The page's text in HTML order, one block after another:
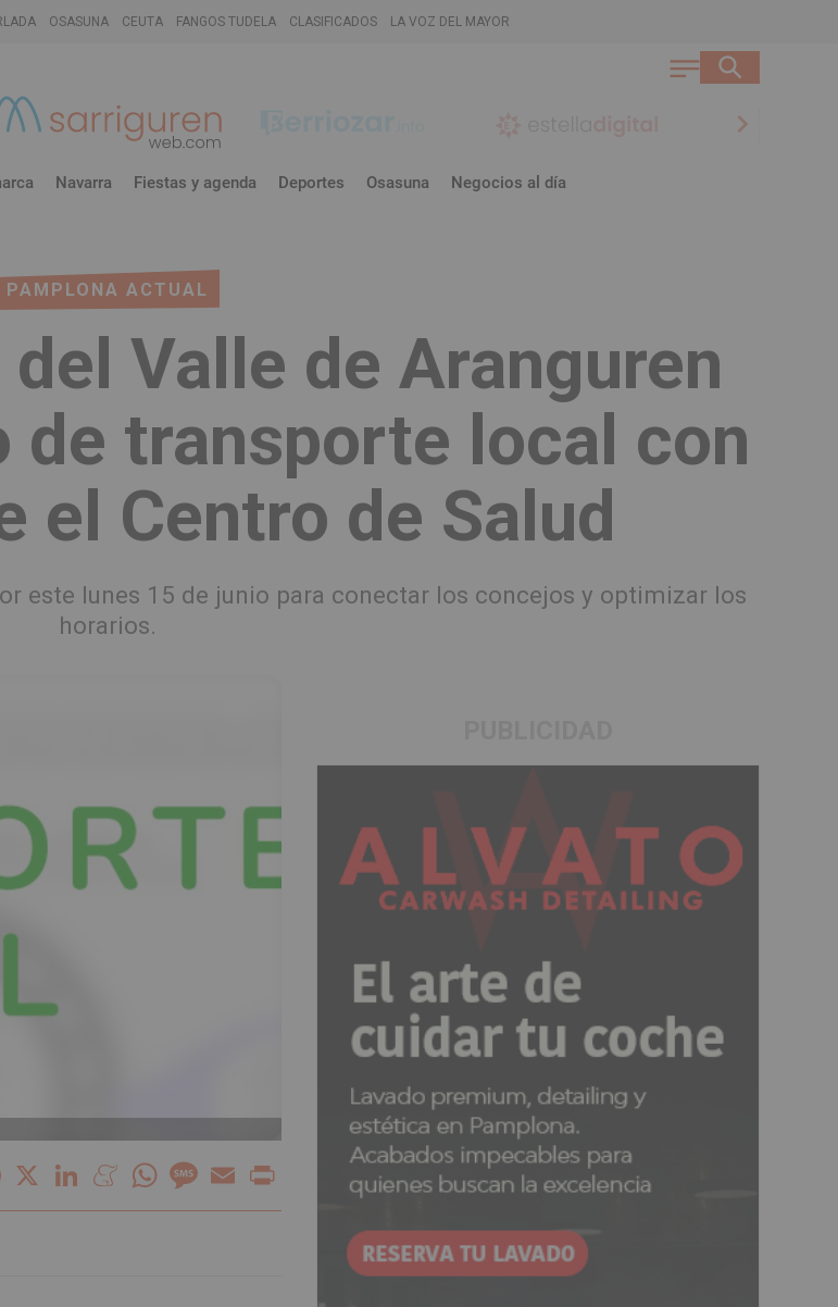
OSASUNA CEUTA FANGOS TUDELA CLASIFICADOS LA VOZ DEL MAYOR
chevron_right
Navarra Fiestas y agenda Deportes Osasuna Negocios al día
PAMPLONA ACTUAL
Valle de Aranguren
de transporte local con
el Centro de Salud
este lunes 15 de junio para conectar los concejos y optimizar los
horarios.
Facebook LinkedInMeneameWhatsAppMessage
Email